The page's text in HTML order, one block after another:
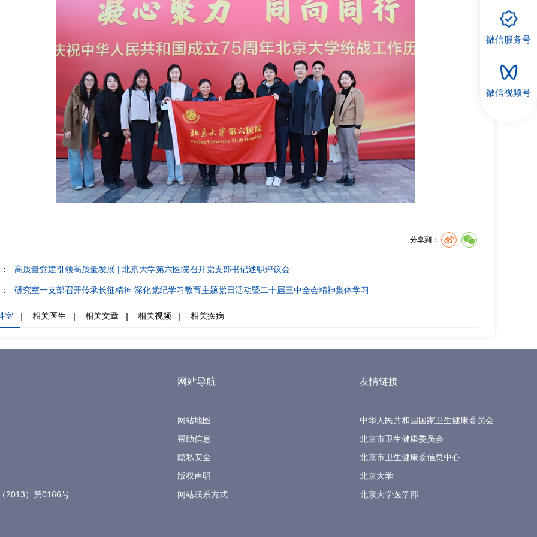
分享到：
高质量党建引领高质量发展 | 北京大学第六医院召开党支部书记述职评议会
研究室一支部召开传承长征精神 深化党纪学习教育主题党日活动暨二十届三中全会精神集体学习
室 | 相关医生 | 相关文章 | 相关视频 | 相关疾病
2013）第0166号
网站导航
网站地图
帮助信息
隐私安全
版权声明
网站联系方式
友情链接
中华人民共和国国家卫生健康委员会
北京市卫生健康委员会
北京市卫生健康委信息中心
北京大学
北京大学医学部
微信服务号
微信视频号